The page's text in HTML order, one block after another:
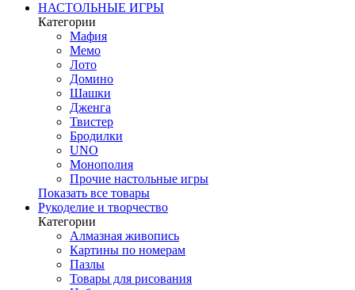
НАСТОЛЬНЫЕ ИГРЫ
Категории
Мафия
Мемо
Лото
Домино
Шашки
Дженга
Твистер
Бродилки
UNO
Монополия
Прочие настольные игры
Показать все товары
Рукоделие и творчество
Категории
Алмазная живопись
Картины по номерам
Пазлы
Товары для рисования